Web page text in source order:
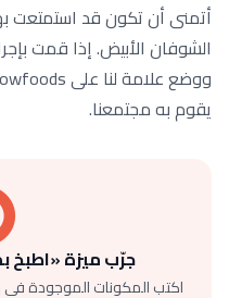
أتمنى أن تكون قد استمتعت
الشوفان الأبيض. إذا قمت
يقوم به مجتمعنا.
جرّب ميزة «اطبخ
اكتب المكونات الموجودة